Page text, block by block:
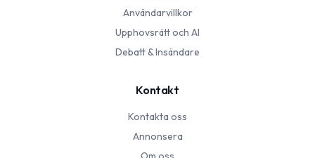
Användarvillkor
Upphovsrätt och AI
Debatt & Insändare
Kontakt
Kontakta oss
Annonsera